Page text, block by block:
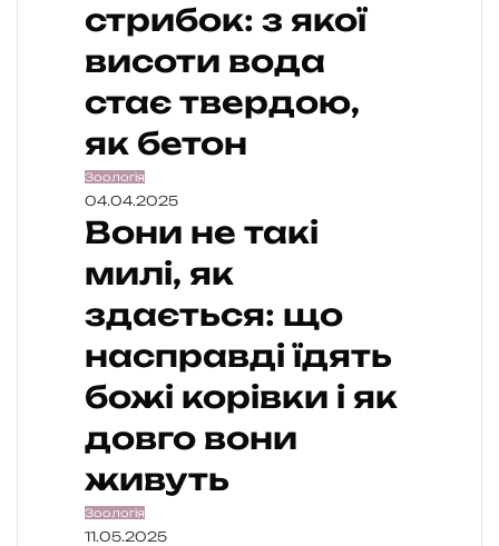
стрибок: з якої
висоти вода
стає твердою,
як бетон
Зоологія
04.04.2025
Вони не такі
милі, як
здається: що
насправді їдять
божі корівки і як
довго вони
живуть
Зоологія
11.05.2025